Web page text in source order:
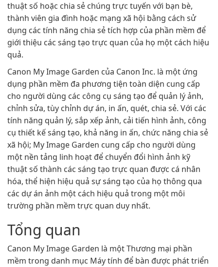
thuật số hoặc chia sẻ chúng trực tuyến với bạn bè,
thành viên gia đình hoặc mạng xã hội bằng cách sử
dụng các tính năng chia sẻ tích hợp của phần mềm để
giới thiệu các sáng tạo trực quan của họ một cách hiệu
quả.
Canon My Image Garden của Canon Inc. là một ứng
dụng phần mềm đa phương tiện toàn diện cung cấp
cho người dùng các công cụ sáng tạo để quản lý ảnh,
chỉnh sửa, tùy chỉnh dự án, in ấn, quét, chia sẻ. Với các
tính năng quản lý, sắp xếp ảnh, cải tiến hình ảnh, công
cụ thiết kế sáng tạo, khả năng in ấn, chức năng chia sẻ
xã hội; My Image Garden cung cấp cho người dùng
một nền tảng linh hoạt để chuyển đổi hình ảnh kỹ
thuật số thành các sáng tạo trực quan được cá nhân
hóa, thể hiện hiệu quả sự sáng tạo của họ thông qua
các dự án ảnh một cách hiệu quả trong một môi
trường phần mềm trực quan duy nhất.
Tổng quan
Canon My Image Garden là một Thương mại phần
mềm trong danh mục Máy tính để bàn được phát triển